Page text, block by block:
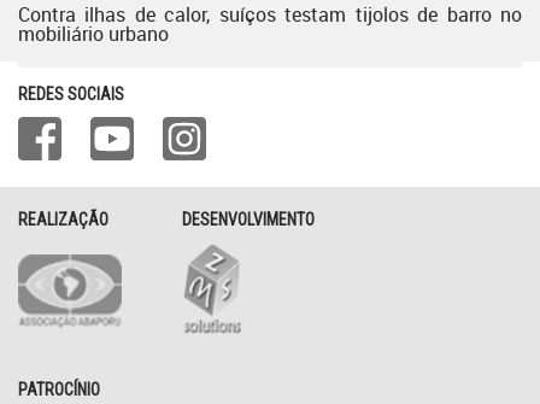
Contra ilhas de calor, suíços testam tijolos de barro no
mobiliário urbano
REDES SOCIAIS
REALIZAÇÃO DESENVOLVIMENTO
PATROCÍNIO